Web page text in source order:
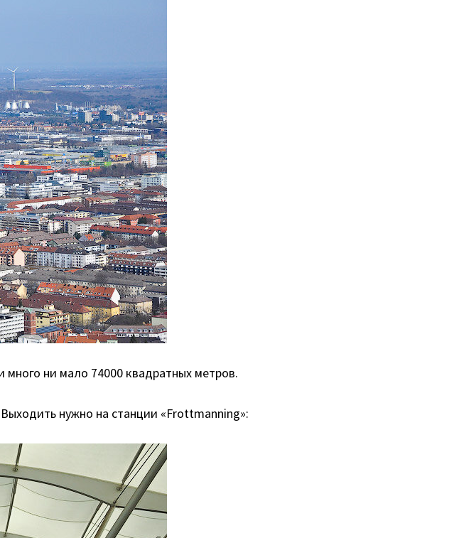
ни мало 74000 квадратных метров.
нужно на станции «Frottmanning»: